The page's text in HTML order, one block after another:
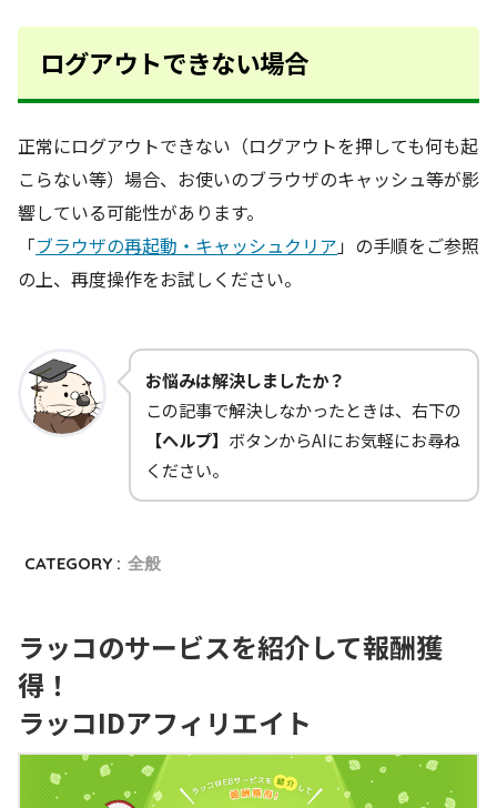
ログアウトできない場合
正常にログアウトできない（ログアウトを押しても何も起
こらない等）場合、お使いのブラウザのキャッシュ等が影
響している可能性があります。
「ブラウザの再起動・キャッシュクリア 」の手順をご参照
の上、再度操作をお試しください。
お悩みは解決しましたか？
この記事で解決しなかったときは、右下の
【ヘルプ】 ボタンからAIにお気軽にお尋ね
ください。
CATEGORY : 全般
ラッコのサービスを紹介して報酬獲
得！
ラッコIDアフィリエイト